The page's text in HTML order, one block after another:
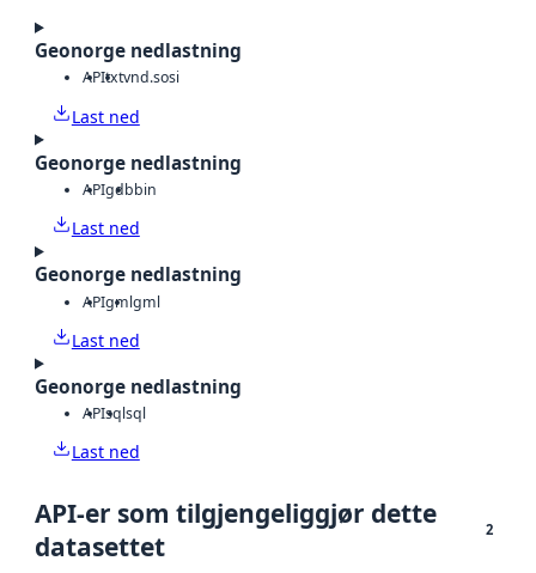
Geonorge nedlastning
APItxtvnd.sosi
Last ned
Geonorge nedlastning
APIgdbbin
Last ned
Geonorge nedlastning
APIgmlgml
Last ned
Geonorge nedlastning
APIsqlsql
Last ned
API-er som tilgjengeliggjør dette
datasettet
2